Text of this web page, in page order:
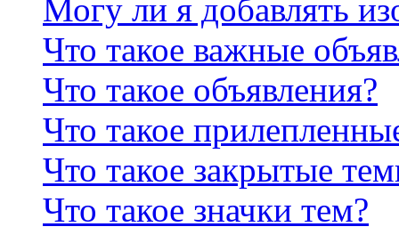
Могу ли я добавлять
Что такое важные
Что такое объявления?
Что такое
Что такое закрытые
Что такое значки тем?